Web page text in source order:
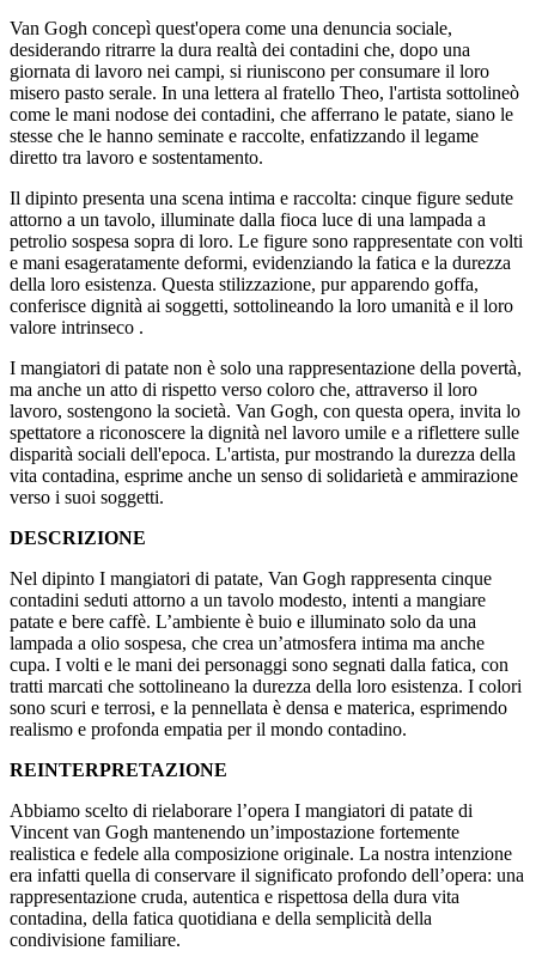
Van Gogh concepì quest'opera come una denuncia sociale,
desiderando ritrarre la dura realtà dei contadini che, dopo una
giornata di lavoro nei campi, si riuniscono per consumare il loro
misero pasto serale. In una lettera al fratello Theo, l'artista sottolineò
come le mani nodose dei contadini, che afferrano le patate, siano le
stesse che le hanno seminate e raccolte, enfatizzando il legame
diretto tra lavoro e sostentamento.
Il dipinto presenta una scena intima e raccolta: cinque figure sedute
attorno a un tavolo, illuminate dalla fioca luce di una lampada a
petrolio sospesa sopra di loro. Le figure sono rappresentate con volti
e mani esageratamente deformi, evidenziando la fatica e la durezza
della loro esistenza. Questa stilizzazione, pur apparendo goffa,
conferisce dignità ai soggetti, sottolineando la loro umanità e il loro
valore intrinseco .
I mangiatori di patate non è solo una rappresentazione della povertà,
ma anche un atto di rispetto verso coloro che, attraverso il loro
lavoro, sostengono la società. Van Gogh, con questa opera, invita lo
spettatore a riconoscere la dignità nel lavoro umile e a riflettere sulle
disparità sociali dell'epoca. L'artista, pur mostrando la durezza della
vita contadina, esprime anche un senso di solidarietà e ammirazione
verso i suoi soggetti.
DESCRIZIONE
Nel dipinto I mangiatori di patate, Van Gogh rappresenta cinque
contadini seduti attorno a un tavolo modesto, intenti a mangiare
patate e bere caffè. L’ambiente è buio e illuminato solo da una
lampada a olio sospesa, che crea un’atmosfera intima ma anche
cupa. I volti e le mani dei personaggi sono segnati dalla fatica, con
tratti marcati che sottolineano la durezza della loro esistenza. I colori
sono scuri e terrosi, e la pennellata è densa e materica, esprimendo
realismo e profonda empatia per il mondo contadino.
REINTERPRETAZIONE
Abbiamo scelto di rielaborare l’opera I mangiatori di patate di
Vincent van Gogh mantenendo un’impostazione fortemente
realistica e fedele alla composizione originale. La nostra intenzione
era infatti quella di conservare il significato profondo dell’opera: una
rappresentazione cruda, autentica e rispettosa della dura vita
contadina, della fatica quotidiana e della semplicità della
condivisione familiare.